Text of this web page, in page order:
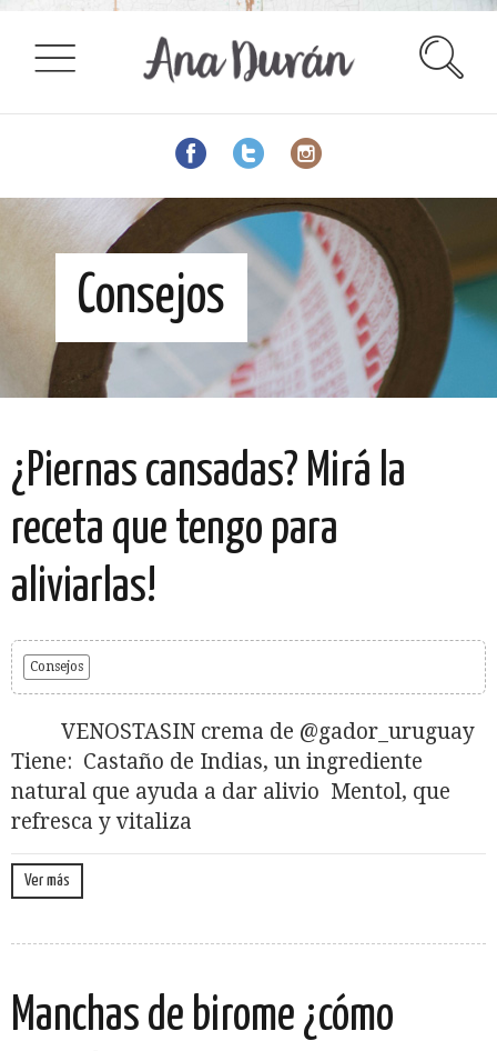
Consejos
¿Piernas cansadas? Mirá la
receta que tengo para
aliviarlas!
Consejos
VENOSTASIN crema de @gador_uruguay
Tiene: Castaño de Indias, un ingrediente
natural que ayuda a dar alivio Mentol, que
refresca y vitaliza
Ver más
Manchas de birome ¿cómo